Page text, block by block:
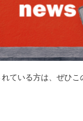
ている方は、ぜひ